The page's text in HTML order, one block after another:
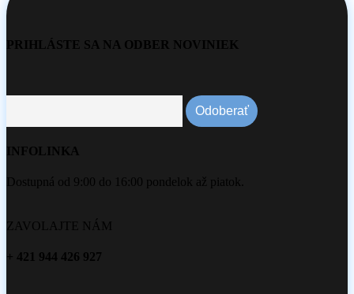
PRIHLÁSTE SA NA ODBER NOVINIEK
INFOLINKA
Dostupná od 9:00 do 16:00 pondelok až piatok.
ZAVOLAJTE NÁM
+ 421 944 426 927